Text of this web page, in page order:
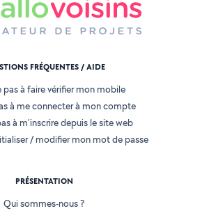
FRÉQUENTES / AIDE
pas à faire vérifier mon mobile
à me connecter à mon compte
à m'inscrire depuis le site web
/ modifier mon mot de passe
PRÉSENTATION
Qui sommes-nous ?